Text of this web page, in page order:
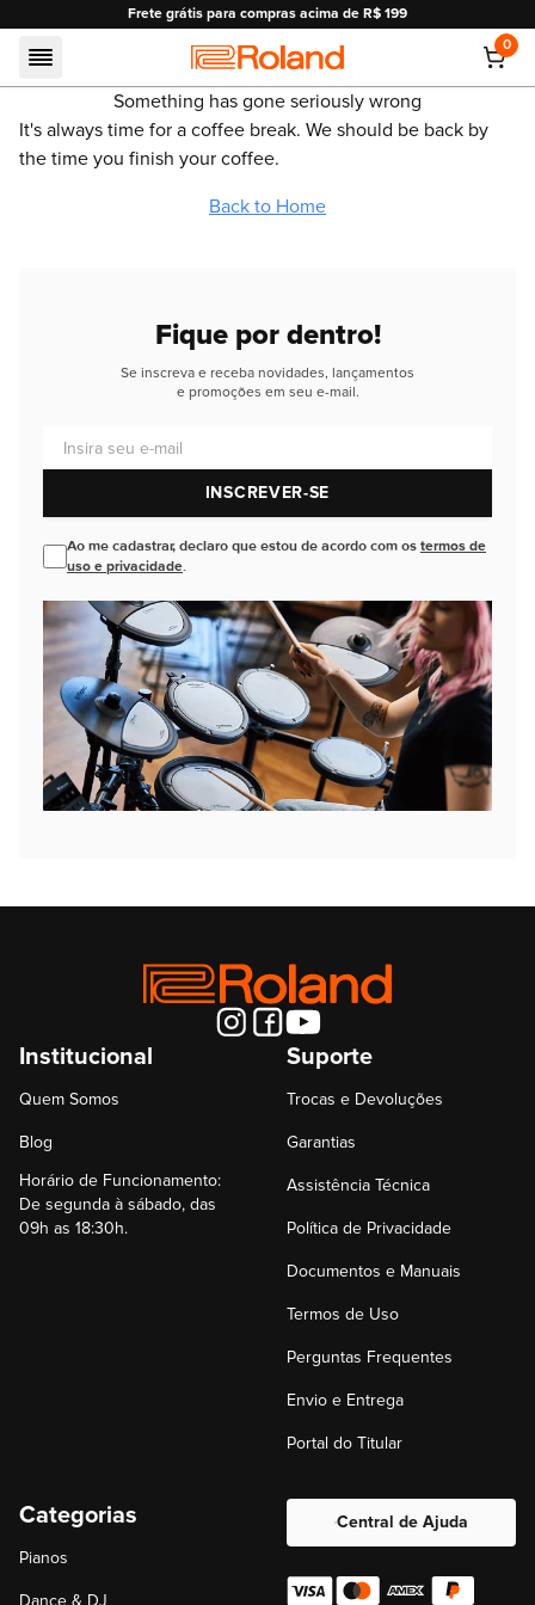
Frete grátis para compras acima de R$ 199
Roland
0
Something has gone seriously wrong
It's always time for a coffee break. We should be back by
the time you finish your coffee.
Back to Home
Fique por dentro!
Se inscreva e receba novidades, lançamentos
e promoções em seu e-mail.
INSCREVER-SE
Ao me cadastrar, declaro que estou de acordo com os termos de
uso e privacidade.
Institucional
Quem Somos
Blog
Horário de Funcionamento:
De segunda à sábado, das
09h as 18:30h.
Suporte
Trocas e Devoluções
Garantias
Assistência Técnica
Política de Privacidade
Documentos e Manuais
Termos de Uso
Perguntas Frequentes
Envio e Entrega
Portal do Titular
Categorias
Pianos
Central de Ajuda